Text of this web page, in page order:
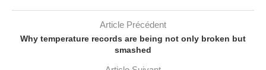
Article Précédent
Why temperature records are being not only broken but
smashed